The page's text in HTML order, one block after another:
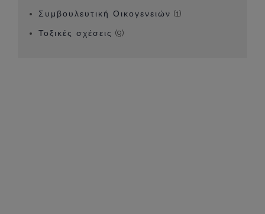
Συμβουλευτική Οικογενειών (1)
Τοξικές σχέσεις (9)